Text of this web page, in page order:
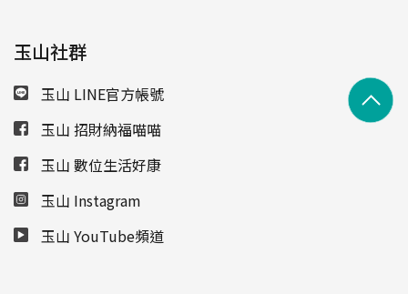
玉山社群
玉山 LINE官方帳號
玉山 招財納福喵喵
玉山 數位生活好康
玉山 Instagram
玉山 YouTube頻道